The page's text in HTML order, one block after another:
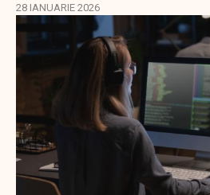
28 IANUARIE 2026